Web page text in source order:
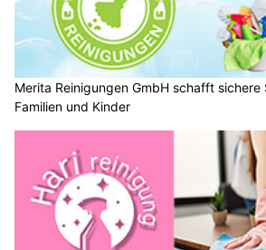
Merita Reinigungen GmbH schafft
Familien und Kinder